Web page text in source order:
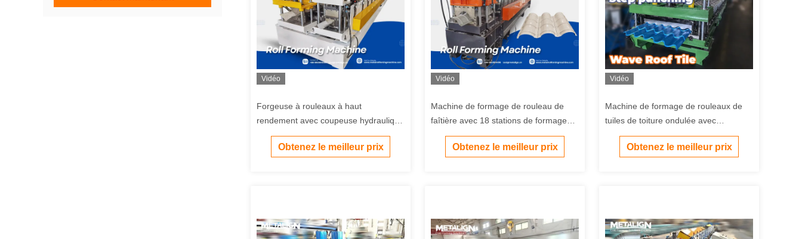
Vidéo
Forgeuse à rouleaux à haut
rendement avec coupeuse hydraulique
et couvercle de chaîne de sécurité
pour les profils de toiture
Obtenez le meilleur prix
Vidéo
Machine de formage de rouleau de
faîtière avec 18 stations de formage
pour toitures métalliques de 0,3 à 0,8
mm à 15-20 m/min
Obtenez le meilleur prix
Vidéo
Machine de formage de rouleaux de
tuiles de toiture ondulée avec
coupeuse hydraulique incurvée et
entraînement en chaîne
Obtenez le meilleur prix